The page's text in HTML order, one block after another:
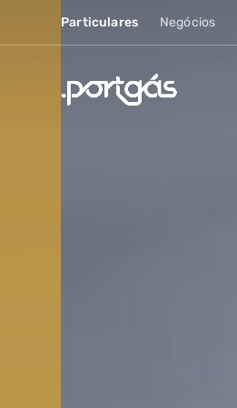
Particulares Negócios